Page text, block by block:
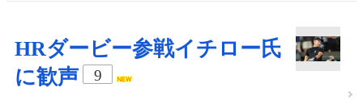
HRダービー参戦イチロー氏
に歓声
9